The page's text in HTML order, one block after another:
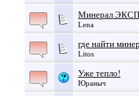
Минерал
Lena
где найти
Litos
Уже тепло!
Юраныч